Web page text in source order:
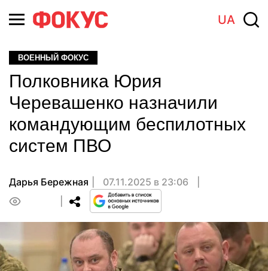
UA
ВОЕННЫЙ ФОКУС
Полковника Юрия
Черевашенко назначили
командующим беспилотных
систем ПВО
Дарья Бережная
07.11.2025 в 23:06